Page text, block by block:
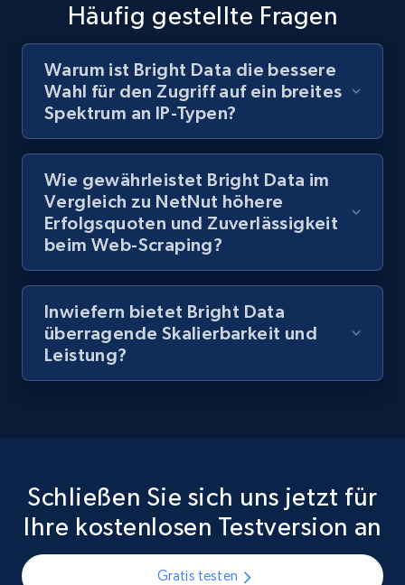
Häufig gestellte Fragen
Warum ist Bright Data die bessere
Wahl für den Zugriff auf ein breites
Spektrum an IP-Typen?
Wie gewährleistet Bright Data im
Vergleich zu NetNut höhere
Erfolgsquoten und Zuverlässigkeit
beim Web-Scraping?
Inwiefern bietet Bright Data
überragende Skalierbarkeit und
Leistung?
Schließen Sie sich uns jetzt für
Ihre kostenlosen Testversion an
Gratis testen